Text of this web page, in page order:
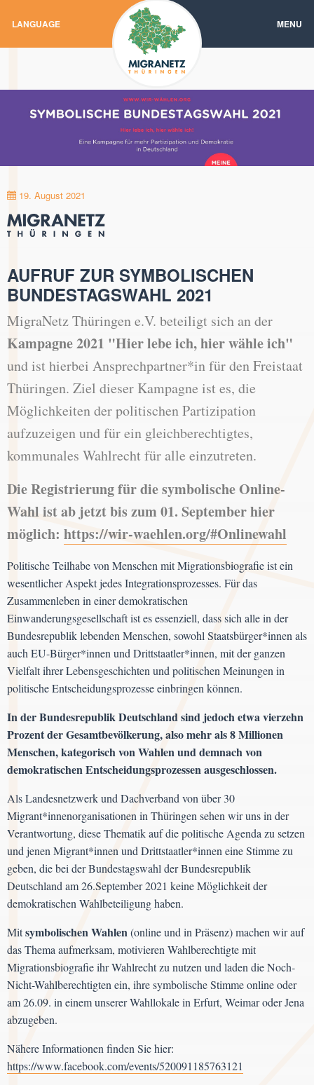
LANGUAGE MENU
19. August 2021
AUFRUF ZUR SYMBOLISCHEN
BUNDESTAGSWAHL 2021
MigraNetz Thüringen e.V. beteiligt sich an der
Kampagne 2021 "Hier lebe ich, hier wähle ich"
und ist hierbei Ansprechpartner*in für den Freistaat
Thüringen. Ziel dieser Kampagne ist es, die
Möglichkeiten der politischen Partizipation
aufzuzeigen und für ein gleichberechtigtes,
kommunales Wahlrecht für alle einzutreten.
Die Registrierung für die symbolische Online-
Wahl ist ab jetzt bis zum 01. September hier
möglich: https://wir-waehlen.org/#Onlinewahl
Politische Teilhabe von Menschen mit Migrationsbiografie ist ein
wesentlicher Aspekt jedes Integrationsprozesses. Für das
Zusammenleben in einer demokratischen
Einwanderungsgesellschaft ist es essenziell, dass sich alle in der
Bundesrepublik lebenden Menschen, sowohl Staatsbürger*innen als
auch EU-Bürger*innen und Drittstaatler*innen, mit der ganzen
Vielfalt ihrer Lebensgeschichten und politischen Meinungen in
politische Entscheidungsprozesse einbringen können.
In der Bundesrepublik Deutschland sind jedoch etwa vierzehn
Prozent der Gesamtbevölkerung, also mehr als 8 Millionen
Menschen, kategorisch von Wahlen und demnach von
demokratischen Entscheidungsprozessen ausgeschlossen.
Als Landesnetzwerk und Dachverband von über 30
Migrant*innenorganisationen in Thüringen sehen wir uns in der
Verantwortung, diese Thematik auf die politische Agenda zu setzen
und jenen Migrant*innen und Drittstaatler*innen eine Stimme zu
geben, die bei der Bundestagswahl der Bundesrepublik
Deutschland am 26.September 2021 keine Möglichkeit der
demokratischen Wahlbeteiligung haben.
Mitsymbolischen Wahlen(online und in Präsenz) machen wir auf
das Thema aufmerksam, motivieren Wahlberechtigte mit
Migrationsbiografie ihr Wahlrecht zu nutzen und laden die Noch-
Nicht-Wahlberechtigten ein, ihre symbolische Stimme online oder
am 26.09. in einem unserer Wahllokale in Erfurt, Weimar oder Jena
abzugeben.
Nähere Informationen finden Sie hier:
https://www.facebook.com/events/520091185763121